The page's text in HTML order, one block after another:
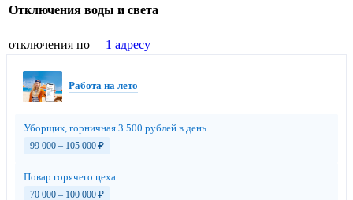
Отключения воды и света
отключения по 1 адресу
Работа на лето
Уборщик, горничная 3 500 рублей в день
99 000 – 105 000 ₽
Повар горячего цеха
70 000 – 100 000 ₽